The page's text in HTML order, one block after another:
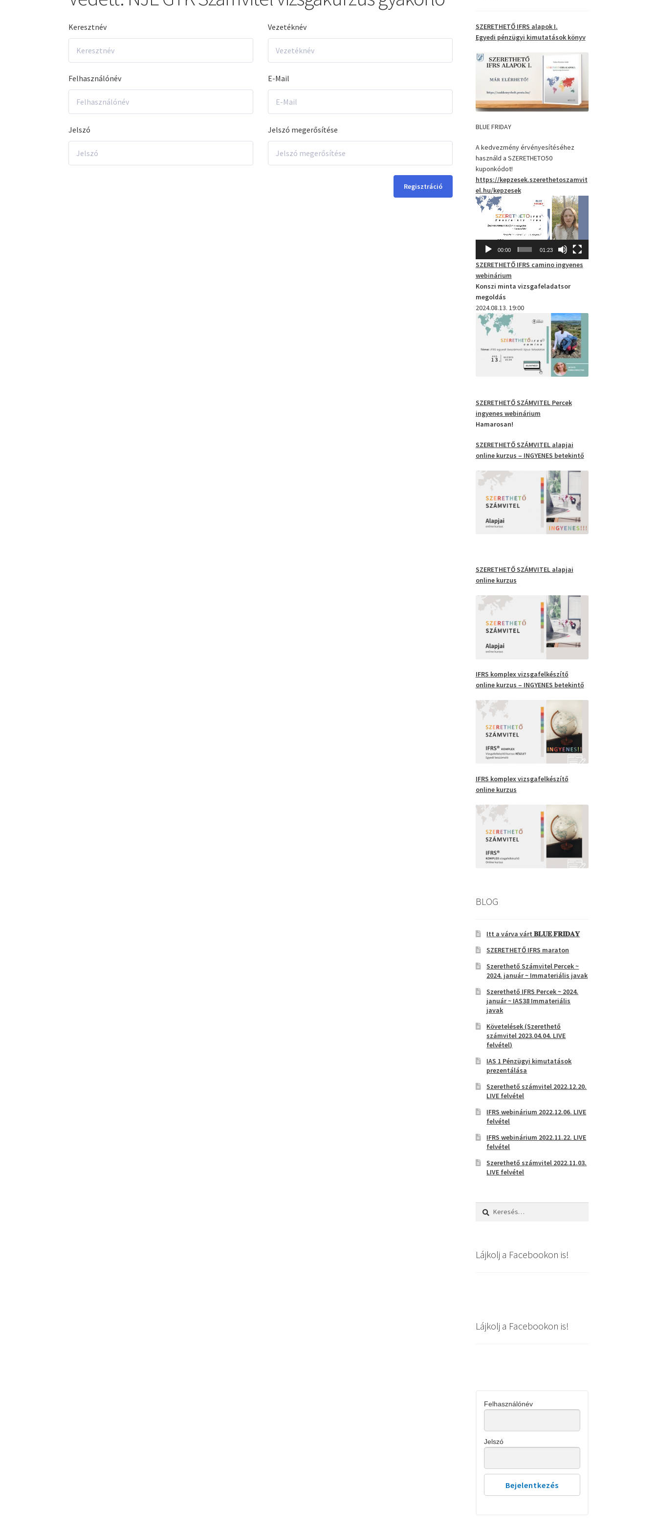
Keresztnév Vezetéknév
Felhasználónév E-Mail
Jelszó Jelszó megerősítése
Regisztráció
SZERETHETŐ IFRS alapok I.
Egyedi pénzügyi kimutatások könyv
BLUE FRIDAY
A kedvezmény érvényesítéséhez
használd a SZERETHETO50
kuponkódot!
https://kepzesek.szerethetoszamvit
el.hu/kepzesek
Videólejátszó
00:00 01:23
SZERETHETŐ IFRS camino ingyenes
webinárium
Konszi minta vizsgafeladatsor
megoldás
2024.08.13. 19:00
SZERETHETŐ SZÁMVITEL Percek
ingyenes webinárium
Hamarosan!
SZERETHETŐ SZÁMVITEL alapjai
online kurzus – INGYENES betekintő
SZERETHETŐ SZÁMVITEL alapjai
online kurzus
IFRS komplex vizsgafelkészítő
online kurzus – INGYENES betekintő
IFRS komplex vizsgafelkészítő
online kurzus
BLOG
Itt a várva várt 𝐁𝐋𝐔𝐄 𝐅𝐑𝐈𝐃𝐀𝐘
SZERETHETŐ IFRS maraton
Szerethető Számvitel Percek ~
2024. január ~ Immateriális javak
Szerethető IFRS Percek ~ 2024.
január ~ IAS38 Immateriális
javak
Követelések (Szerethető
számvitel 2023.04.04. LIVE
felvétel)
IAS 1 Pénzügyi kimutatások
prezentálása
Szerethető számvitel 2022.12.20.
LIVE felvétel
IFRS webinárium 2022.12.06. LIVE
felvétel
IFRS webinárium 2022.11.22. LIVE
felvétel
Szerethető számvitel 2022.11.03.
LIVE felvétel
Keresés:
Lájkolj a Facebookon is!
Lájkolj a Facebookon is!
Felhasználónév
Jelszó